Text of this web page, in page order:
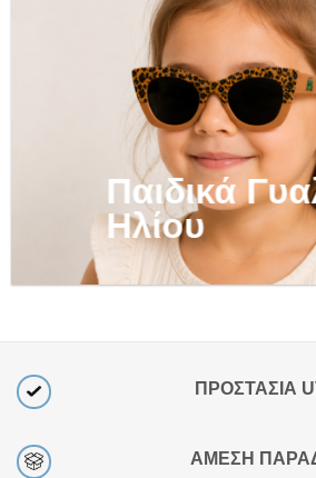
Παιδικά
Ηλίου
ΠΡΟΣΤΑΣΙΑ
ΑΜΕΣΗ